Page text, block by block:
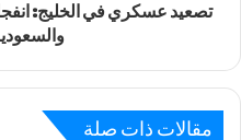
تصعيد عسكري في الخليج:
مقالات ذات صلة